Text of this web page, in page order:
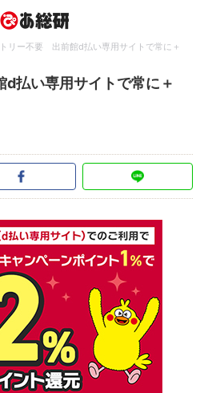
リー不要 出前館d払い専用サイトで常に＋
払い専用サイトで常に＋